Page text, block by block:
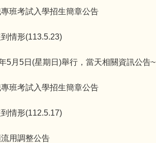
班考試入學招生簡章公告
情形(113.5.23)
5月5日(星期日)舉行，當天相關資訊公告~
班考試入學招生簡章公告
情形(112.5.17)
用調整公告